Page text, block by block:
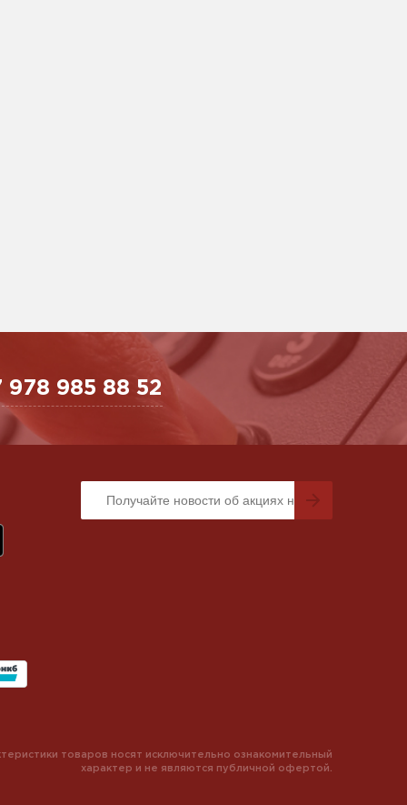
978 985 88 52
товаров носят исключительно ознакомительный
характер и не являются публичной офертой.